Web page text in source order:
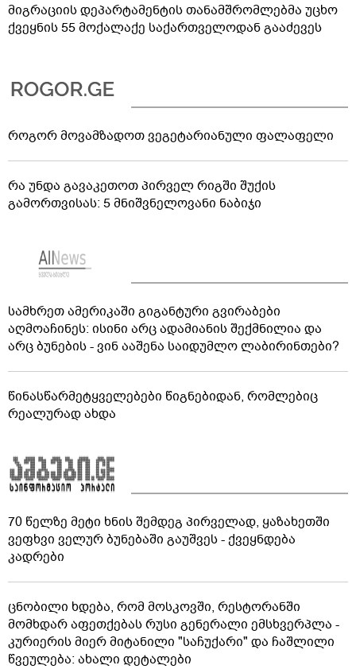
მიგრაციის დეპარტამენტის თანამშრომლებმა უცხო
ქვეყნის 55 მოქალაქე საქართველოდან გააძევეს
როგორ მოვამზადოთ ვეგეტარიანული ფალაფელი
რა უნდა გავაკეთოთ პირველ რიგში შუქის
გამორთვისას: 5 მნიშვნელოვანი ნაბიჯი
სამხრეთ ამერიკაში გიგანტური გვირაბები
აღმოაჩინეს: ისინი არც ადამიანის შექმნილია და
არც ბუნების - ვინ ააშენა საიდუმლო ლაბირინთები?
წინასწარმეტყველებები წიგნებიდან, რომლებიც
რეალურად ახდა
70 წელზე მეტი ხნის შემდეგ პირველად, ყაზახეთში
ვეფხვი ველურ ბუნებაში გაუშვეს - ქვეყნდება
კადრები
ცნობილი ხდება, რომ მოსკოვში, რესტორანში
მომხდარ აფეთქებას რუსი გენერალი ემსხვერპლა -
კურიერის მიერ მიტანილი "საჩუქარი" და ჩაშლილი
წვეულება: ახალი დეტალები